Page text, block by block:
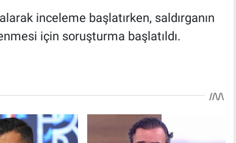
inceleme başlatırken, saldırganın
için soruşturma başlatıldı.